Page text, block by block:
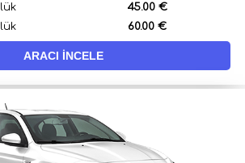
45.00 €
60.00 €
ARACI İNCELE